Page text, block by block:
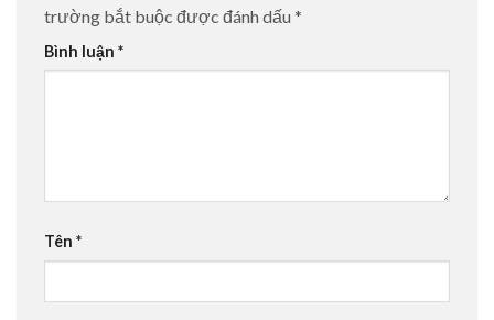
trường bắt buộc được đánh dấu *
Bình luận *
Tên *